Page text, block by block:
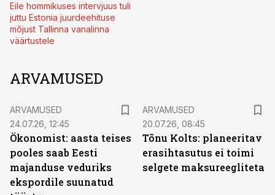
Eile hommikuses intervjuus tuli
juttu Estonia juurdeehituse
mõjust Tallinna vanalinna
väärtustele
ARVAMUSED
ARVAMUSED
24.07.26, 12:45
Ökonomist: aasta teises
pooles saab Eesti
majanduse veduriks
ekspordile suunatud
ARVAMUSED
20.07.26, 08:45
Tõnu Kolts: planeeritav
erasihtasutus ei toimi
selgete maksureegliteta